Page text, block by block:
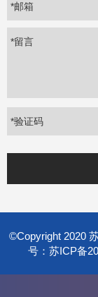
*邮箱
*留言
*验证码
©Copyright 2020
号：苏ICP备